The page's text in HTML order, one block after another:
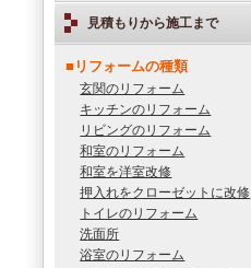
見積もりから施工まで
■リフォームの種類
玄関のリフォーム
キッチンのリフォーム
リビングのリフォーム
和室のリフォーム
和室を洋室改修
押入れをクローゼットに改修
トイレのリフォーム
洗面所
浴室のリフォーム